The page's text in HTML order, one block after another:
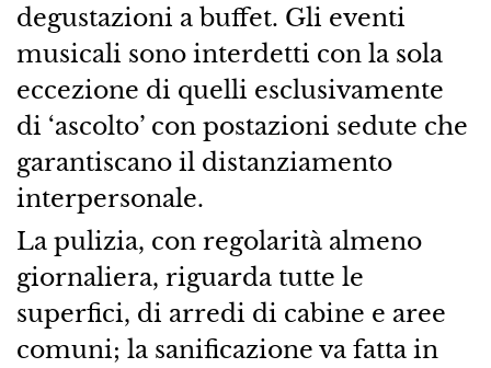
degustazioni a buffet. Gli eventi
musicali sono interdetti con la sola
eccezione di quelli esclusivamente
di ‘ascolto’ con postazioni sedute che
garantiscano il distanziamento
interpersonale.
La pulizia, con regolarità almeno
giornaliera, riguarda tutte le
superfici, di arredi di cabine e aree
comuni; la sanificazione va fatta in